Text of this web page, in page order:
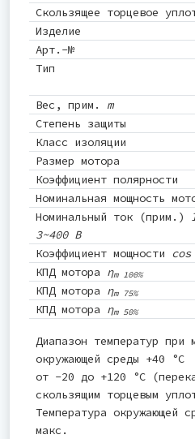
Скользящее торцевое
Изделие
Арт.-№
Тип
Вес, прим. m
Степень защиты
Класс изоляции
Размер мотора
Коэффициент полярности
Номинальная мощность
Номинальный ток (прим.)
3~400 В
Коэффициент мощности
КПД мотора ηm 100%
КПД мотора ηm 75%
КПД мотора ηm 50%
Диапазон температур при
окружающей среды +40 °C
от -20 до +120 °C
скользящим торцевым
Температура окружающей
макс.